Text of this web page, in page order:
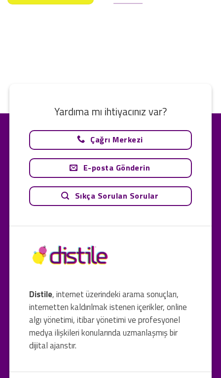
Distile, internet üzerindeki arama sonuçları,
internetten kaldırılmak istenen içerikler, online
algı yönetimi, itibar yönetimi ve profesyonel
medya ilişkileri konularında uzmanlaşmış bir
dijital ajanstır.
Yardıma mı ihtiyacınız var?
Çağrı Merkezi
E-posta Gönderin
Sıkça Sorulan Sorular